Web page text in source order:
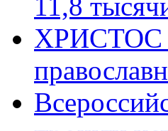
ХРИСТОС